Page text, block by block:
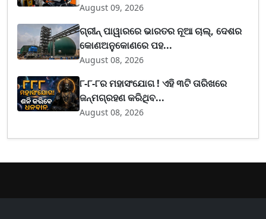
August 09, 2026
ଗ୍ରୀନ୍ ପାୱାରରେ ଭାରତର ନୂଆ ଚାଲ୍, ଦେଶର
କୋଣଅନୁକୋଣରେ ପହ...
August 08, 2026
୮-୮-୮ର ମହାସଂଯୋଗ ! ଏହି ୩ଟି ତାରିଖରେ
ଜନ୍ମଗ୍ରହଣ କରିଥିବ...
August 08, 2026